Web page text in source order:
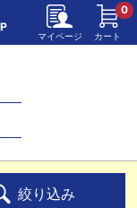
マイページ カート
0
絞り込み